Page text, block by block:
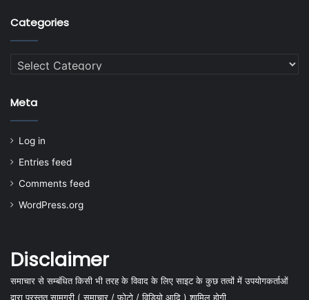
Categories
Categories
Meta
Log in
Entries feed
Comments feed
WordPress.org
Disclaimer
समाचार से सम्बंधित किसी भी तरह के विवाद के लिए साइट के कुछ तत्वों में उपयोगकर्ताओं
द्वारा प्रस्तुत सामग्री ( समाचार / फोटो / विडियो आदि ) शामिल होगी